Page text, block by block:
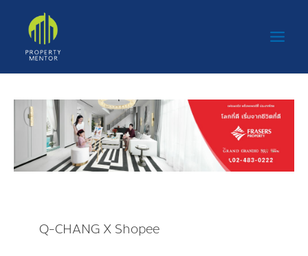
content
Q-CHANG X Shopee